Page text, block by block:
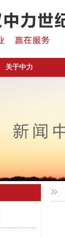
关于中力